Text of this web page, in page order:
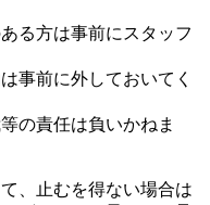
る方は事前にスタッフ
事前に外しておいてく
の責任は負いかねま
、止むを得ない場合は